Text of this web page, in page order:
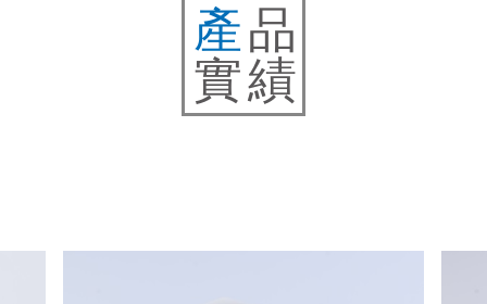
產品
實績